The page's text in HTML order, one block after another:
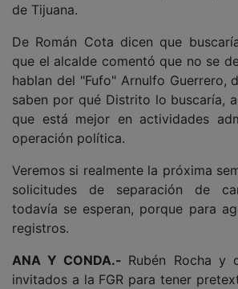
de Tijuana.
De Román Cota dicen que
que el alcalde comentó que no se
hablan del "Fufo" Arnulfo Guerrero,
saben por qué Distrito lo buscaría,
que está mejor en actividades
operación política.
Veremos si realmente la próxima
solicitudes de separación de
todavía se esperan, porque para
registros.
ANA Y CONDA.- Rubén Rocha y
invitados a la FGR para tener